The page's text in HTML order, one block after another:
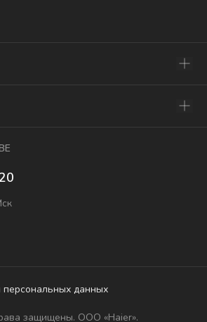
защищены. ООО «Haier».
персональных данных